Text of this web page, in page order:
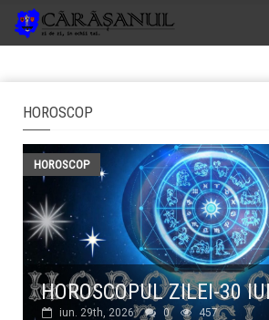
HOROSCOP
HOROSCOPUL ZILEI-30
HOROSCOP
iun. 29th, 2026 0 457